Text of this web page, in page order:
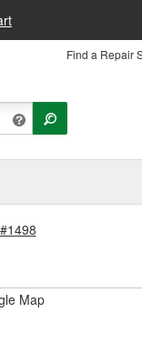
Find a Repair